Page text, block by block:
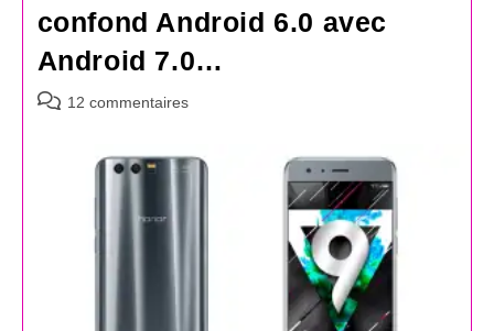
confond Android 6.0 avec
Android 7.0…
Commentaires
publication :
12 commentaires